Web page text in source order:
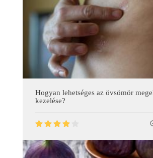
Hogyan lehetséges az övsömör
kezelése?